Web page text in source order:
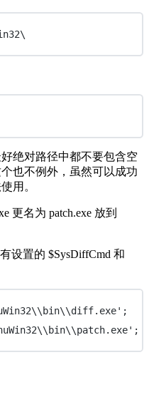
绝对路径中都不要包含空
也不例外，虽然可以成功
用。
更名为 patch.exe 放到
设置的 $SysDiffCmd 和